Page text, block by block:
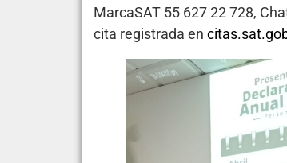
MarcaSAT 55 627 22 728,
cita registrada en